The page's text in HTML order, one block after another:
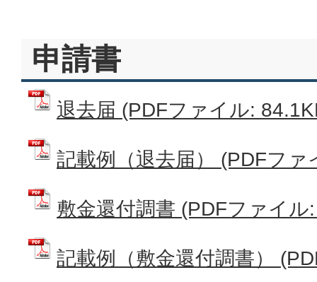
申請書
退去届 (PDFファイル:
記載例（退去届） (PDFファ
敷金還付調書 (PDFファイル
記載例（敷金還付調書）